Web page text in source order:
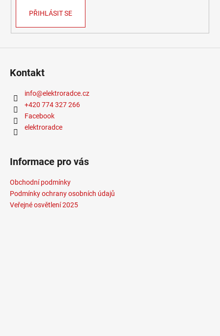
PŘIHLÁSIT SE
Kontakt
info@elektroradce.cz
+420 774 327 266
Facebook
elektroradce
Informace pro vás
Obchodní podmínky
Podmínky ochrany osobních údajů
Veřejné osvětlení 2025